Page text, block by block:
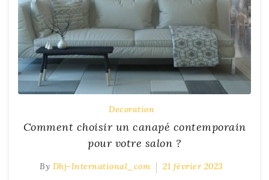
Decoration
Comment choisir un canapé contemporain
pour votre salon ?
By Dhj-International_com 21 février 2023